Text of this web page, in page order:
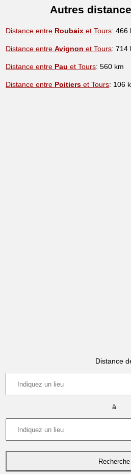
Autres
Distance entre Roubaix et Tours: 466
Distance entreAvignon et Tours: 714
Distance entre Pau et Tours: 560 km
Distance entre Poitiers et Tours: 106
Distance
à